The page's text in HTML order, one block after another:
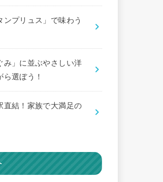
ンプリュス」で味わう
み」に並ぶやさしい洋
選ぼう！
直結！家族で大満足の